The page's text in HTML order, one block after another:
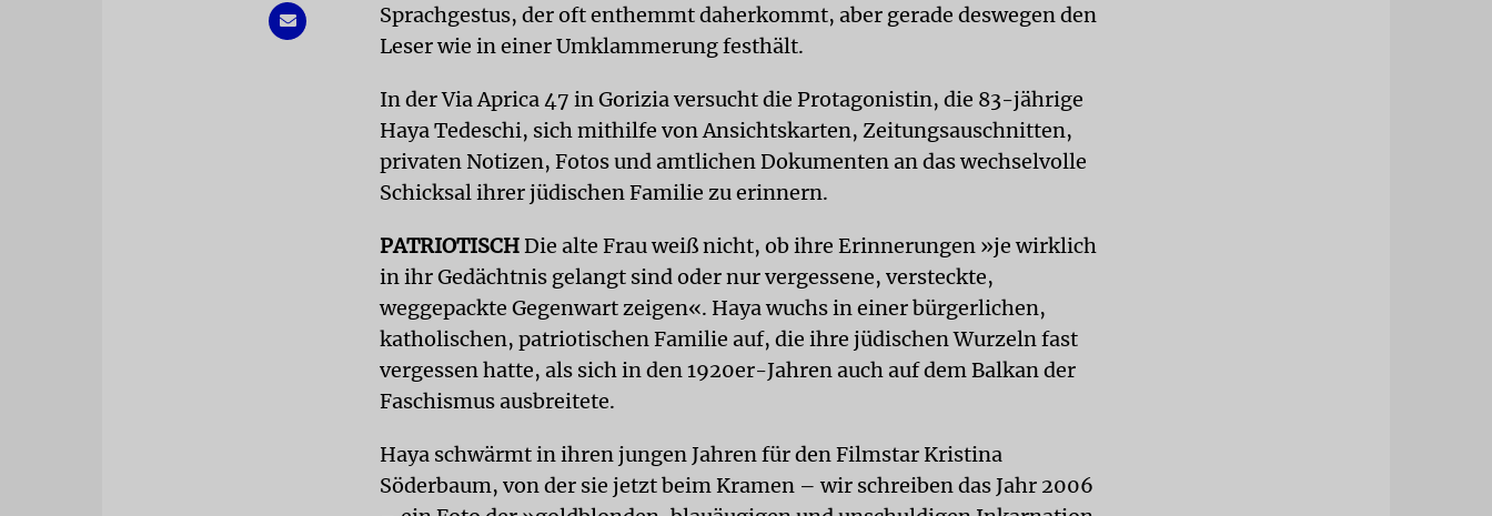
Sprachgestus, der oft enthemmt daherkommt, aber gerade deswegen den
Leser wie in einer Umklammerung festhält.
In der Via Aprica 47 in Gorizia versucht die Protagonistin, die 83-jährige
Haya Tedeschi, sich mithilfe von Ansichtskarten, Zeitungsauschnitten,
privaten Notizen, Fotos und amtlichen Dokumenten an das wechselvolle
Schicksal ihrer jüdischen Familie zu erinnern.
PATRIOTISCH Die alte Frau weiß nicht, ob ihre Erinnerungen »je wirklich
in ihr Gedächtnis gelangt sind oder nur vergessene, versteckte,
weggepackte Gegenwart zeigen«. Haya wuchs in einer bürgerlichen,
katholischen, patriotischen Familie auf, die ihre jüdischen Wurzeln fast
vergessen hatte, als sich in den 1920er-Jahren auch auf dem Balkan der
Faschismus ausbreitete.
Haya schwärmt in ihren jungen Jahren für den Filmstar Kristina
Söderbaum, von der sie jetzt beim Kramen – wir schreiben das Jahr 2006